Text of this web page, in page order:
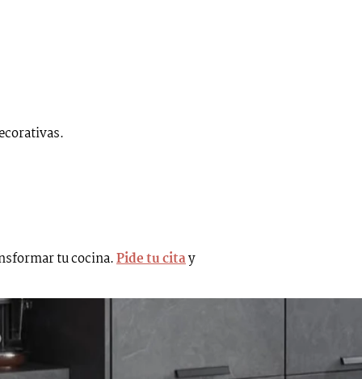
tu cocina.Pide tu citay